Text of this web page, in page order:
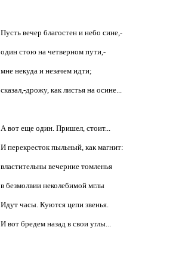
Пусть вечер благостен и небо сине,-
один стою на четверном пути,-
мне некуда и незачем идти;
сказал,-дрожу, как листья на осине...
А вот еще один. Пришел, стоит...
И перекресток пыльный, как магнит:
властительны вечерние томленья
в безмолвии неколебимой мглы
Идут часы. Куются цепи звенья.
И вот бредем назад в свои углы...